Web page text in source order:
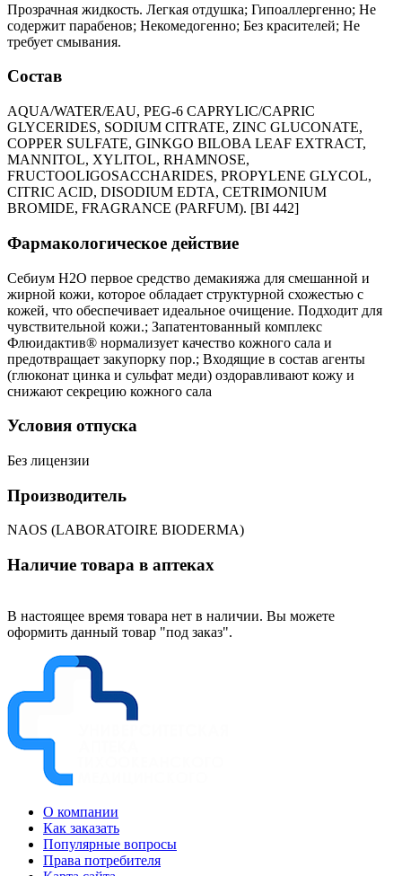
Прозрачная жидкость. Легкая отдушка; Гипоаллергенно; Не
содержит парабенов; Некомедогенно; Без красителей; Не
требует смывания.
Состав
AQUA/WATER/EAU, PEG-6 CAPRYLIC/CAPRIC
GLYCERIDES, SODIUM CITRATE, ZINC GLUCONATE,
COPPER SULFATE, GINKGO BILOBA LEAF EXTRACT,
MANNITOL, XYLITOL, RHAMNOSE,
FRUCTOOLIGOSACCHARIDES, PROPYLENE GLYCOL,
CITRIC ACID, DISODIUM EDTA, CETRIMONIUM
BROMIDE, FRAGRANCE (PARFUM). [BI 442]
Фармакологическое действие
Себиум Н2О первое средство демакияжа для смешанной и
жирной кожи, которое обладает структурной схожестью с
кожей, что обеспечивает идеальное очищение. Подходит для
чувствительной кожи.; Запатентованный комплекс
Флюидактив® нормализует качество кожного сала и
предотвращает закупорку пор.; Входящие в состав агенты
(глюконат цинка и сульфат меди) оздоравливают кожу и
снижают секрецию кожного сала
Условия отпуска
Без лицензии
Производитель
NAOS (LABORATOIRE BIODERMA)
Наличие товара в аптеках
В настоящее время товара нет в наличии. Вы можете
оформить данный товар "под заказ".
О компании
Как заказать
Популярные вопросы
Права потребителя